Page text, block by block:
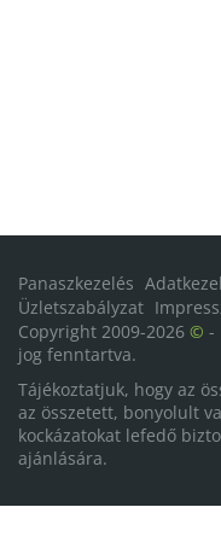
Panaszkezelés
Üzletszabályzat
Copyright 2009-2026 © -
jog fenntartva.
Tájékoztatjuk, hogy az
az összetett, bonyolult
kockázatokat lefedő
ajánlására.